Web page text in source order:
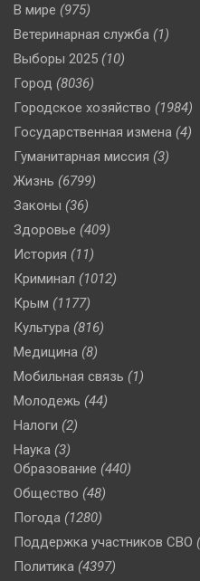
В мире (975)
Ветеринарная служба (1)
Выборы 2025 (10)
Город (8036)
Городское хозяйство (1984)
Государственная измена (4)
Гуманитарная миссия (3)
Жизнь (6799)
Законы (36)
Здоровье (409)
История (11)
Криминал (1012)
Крым (1177)
Культура (816)
Медицина (8)
Мобильная связь (1)
Молодежь (44)
Налоги (2)
Наука (3)
Образование (440)
Общество (48)
Погода (1280)
Поддержка участников СВО
Политика (4397)